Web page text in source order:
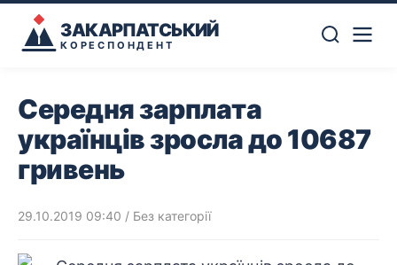
ЗАКАРПАТСЬКИЙ
КОРЕСПОНДЕНТ
Середня зарплата
українців зросла до 10687
гривень
29.10.2019 09:40 / Без категорії